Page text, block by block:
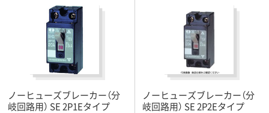
ノーヒューズブレーカー（分
岐回路用） SE 2P1Eタイプ
ノーヒューズブレーカー（分
岐回路用） SE 2P2Eタイプ